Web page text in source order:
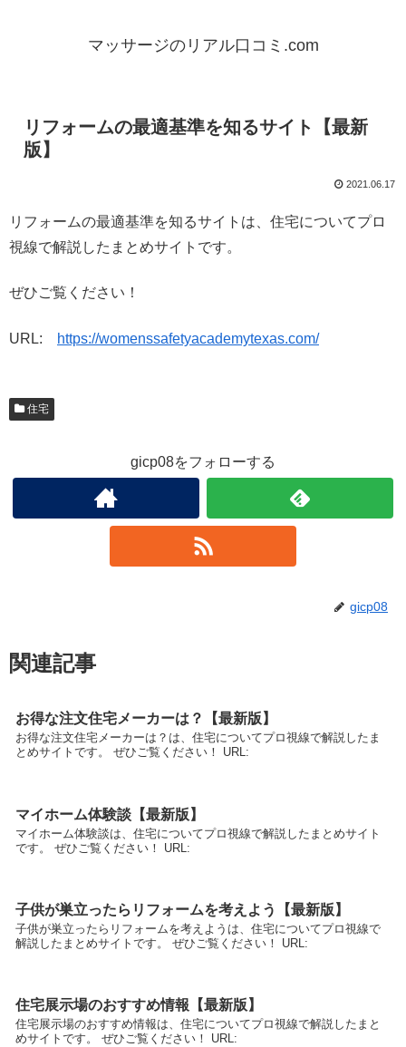
マッサージのリアル口コミ.com
リフォームの最適基準を知るサイト【最新
版】
2021.06.17
リフォームの最適基準を知るサイトは、住宅についてプロ
視線で解説したまとめサイトです。
ぜひご覧ください！
URL: https://womenssafetyacademytexas.com/
住宅
gicp08をフォローする
gicp08
関連記事
お得な注文住宅メーカーは？【最新版】
お得な注文住宅メーカーは？は、住宅についてプロ視線で解説したま
とめサイトです。 ぜひご覧ください！ URL:
マイホーム体験談【最新版】
マイホーム体験談は、住宅についてプロ視線で解説したまとめサイト
です。 ぜひご覧ください！ URL:
子供が巣立ったらリフォームを考えよう【最新版】
子供が巣立ったらリフォームを考えようは、住宅についてプロ視線で
解説したまとめサイトです。 ぜひご覧ください！ URL:
住宅展示場のおすすめ情報【最新版】
住宅展示場のおすすめ情報は、住宅についてプロ視線で解説したまと
めサイトです。 ぜひご覧ください！ URL: